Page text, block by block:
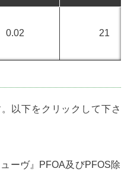
0.02 21
以下をクリックして下さ
ーヴ』PFOA及びPFOS除